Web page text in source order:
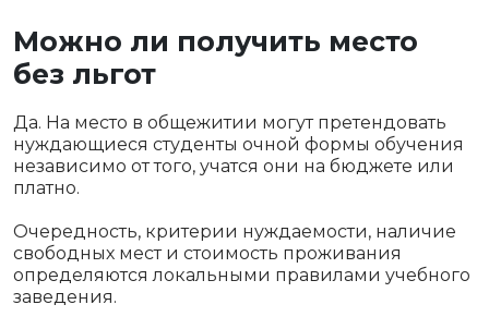
Можно ли получить место
без льгот
Да. На место в общежитии могут претендовать
нуждающиеся студенты очной формы обучения
независимо от того, учатся они на бюджете или
платно.
Очередность, критерии нуждаемости, наличие
свободных мест и стоимость проживания
определяются локальными правилами учебного
заведения.